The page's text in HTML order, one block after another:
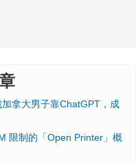
拿大男子靠ChatGPT，成
限制的「Open Printer」概